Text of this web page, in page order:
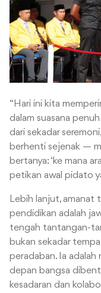
“Hari ini kita
dalam suasana
dari sekadar
berhenti sejenak —
bertanya: ‘ke mana
petikan awal pidato
Lebih lanjut, amanat
pendidikan adalah
tengah tantangan-
bukan sekadar
peradaban. Ia adalah
depan bangsa
kesadaran dan